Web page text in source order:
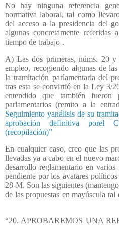
No hay ninguna referencia
normativa laboral, tal como
del acceso a la presidencia del
algunas concretamente
tiempo de trabajo .
A) Las dos primeras, núms. 20
empleo, recogiendo algunas de
la tramitación parlamentaria del
tras esta se convirtió en la Ley 3/
entendido que también fueron
parlamentarios (remito a la
Seguimiento yanálisis de su
aprobación definitiva porel
(recopilación)”
En cualquier caso, creo que las
llevadas ya a cabo en el nuevo
desarrollo reglamentario en
pendiente por los avatares
28-M. Son las siguientes
de las propuestas en mayúscula
“20. APROBAREMOS UNA